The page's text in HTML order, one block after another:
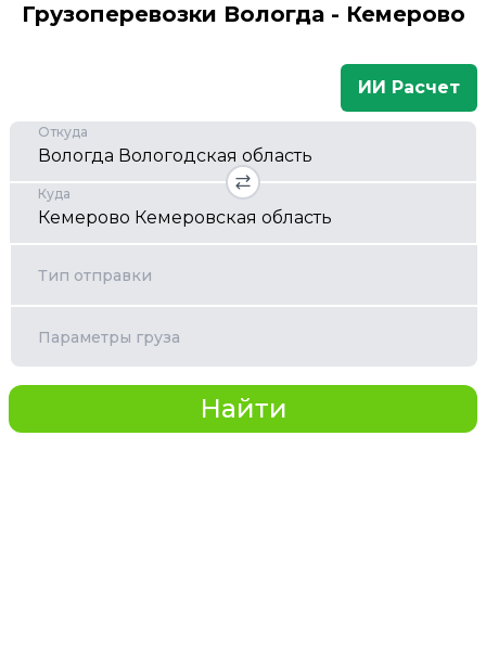
Грузоперевозки Вологда - Кемерово
ИИ Расчет
Откуда
Куда
Тип отправки
Параметры груза
Найти